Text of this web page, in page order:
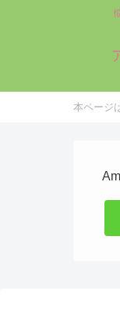
本ページ